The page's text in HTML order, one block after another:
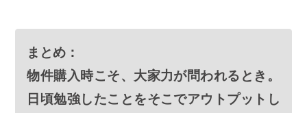
まとめ：
物件購入時こそ、大家力が問われるとき。
日頃勉強したことをそこでアウトプットし